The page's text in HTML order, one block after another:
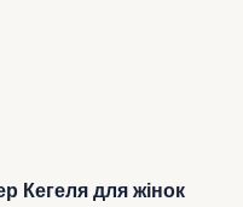
Кегеля для жінок